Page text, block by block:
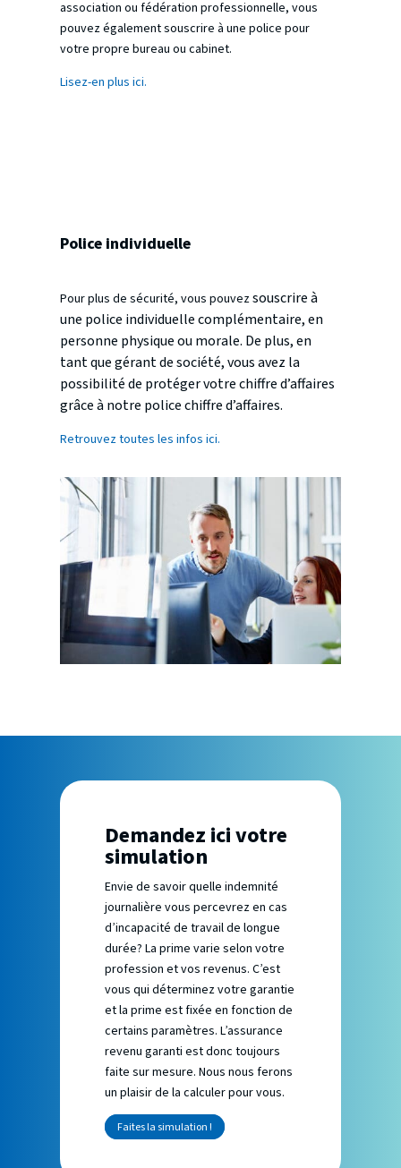
association ou fédération professionnelle, vous
pouvez également souscrire à une police pour
votre propre bureau ou cabinet.
Lisez-en plus ici.
Police individuelle
Pour plus de sécurité, vous pouvezsouscrire à
une police individuelle complémentaire,en
personne physique ou morale. De plus, en
tant que gérant de société, vous avez la
possibilité de protéger votre chiffre d’affaires
grâce à notre police chiffre d’affaires.
Retrouvez toutes les infos ici.
Demandez ici votre
simulation
Envie de savoir quelle indemnité
journalière vous percevrez en cas
d’incapacité de travail de longue
durée? La prime varie selon votre
profession et vos revenus. C’est
vous qui déterminez votre garantie
et la prime est fixée en fonction de
certains paramètres. L’assurance
revenu garanti est donc toujours
faite sur mesure. Nous nous ferons
un plaisir de la calculer pour vous.
Faites la simulation !